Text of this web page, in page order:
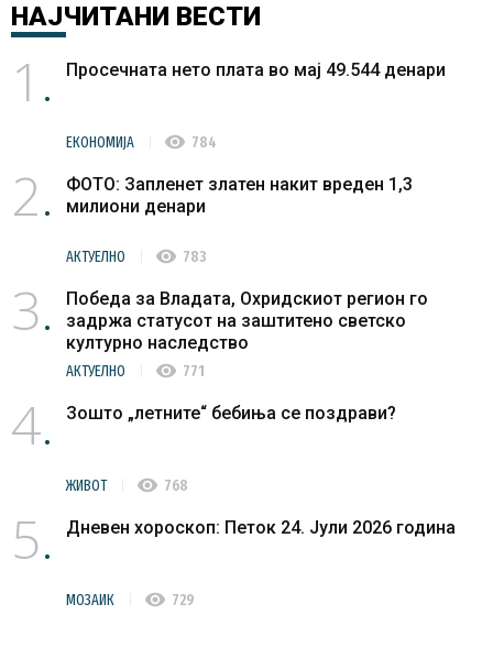
НАЈЧИТАНИ ВЕСТИ
1 Просечната нето плата во мај 49.544 денари
ЕКОНОМИЈА visibility 784
2
ФОТО: Запленет златен накит вреден 1,3
милиони денари
АКТУЕЛНО visibility 783
3
Победа за Владата, Охридскиот регион го
задржа статусот на заштитено светско
културно наследство
АКТУЕЛНО visibility 771
4 Зошто „летните“ бебиња се поздрави?
ЖИВОТ visibility 768
5 Дневен хороскоп: Петок 24. Јули 2026 година
МОЗАИК visibility 729